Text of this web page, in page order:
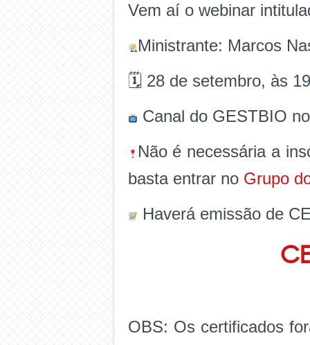
Vem aí o webinar
Ministrante: Marcos
🗓 28 de setembro, às
Canal do GESTBIO
Não é necessária a
basta entrar no Grupo
Haverá emissão de
OBS: Os certificados